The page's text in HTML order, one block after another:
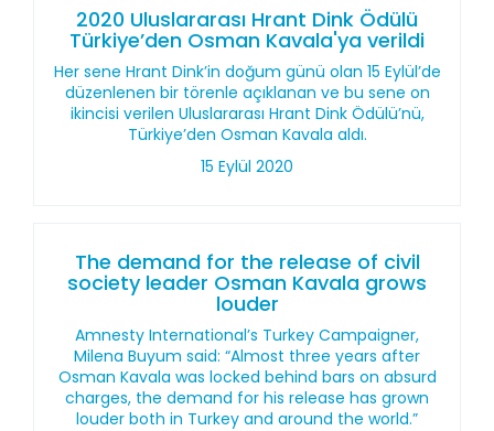
2020 Uluslararası Hrant Dink Ödülü
Türkiye’den Osman Kavala'ya verildi
Her sene Hrant Dink’in doğum günü olan 15 Eylül’de
düzenlenen bir törenle açıklanan ve bu sene on
ikincisi verilen Uluslararası Hrant Dink Ödülü’nü,
Türkiye’den Osman Kavala aldı.
15 Eylül 2020
The demand for the release of civil
society leader Osman Kavala grows
louder
Amnesty International’s Turkey Campaigner,
Milena Buyum said: “Almost three years after
Osman Kavala was locked behind bars on absurd
charges, the demand for his release has grown
louder both in Turkey and around the world.”